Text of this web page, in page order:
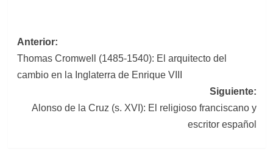
Navegación
de
entradas
Anterior:
Thomas Cromwell (1485-1540): El arquitecto del
cambio en la Inglaterra de Enrique VIII
Siguiente:
Alonso de la Cruz (s. XVI): El religioso franciscano y
escritor español